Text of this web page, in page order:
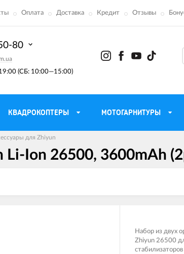
Оплата Доставка Кредит Отзывы
(СБ: 10:00—15:00)
80
КВАДРОКОПТЕРЫ МОТОГАРНИТУРЫ
Моторные масла для
мотоцикла
Пропитки воздушного фильтра
для Zhiyun
Ion 26500, 3600mAh
Набор из двух
Zhiyun 26500